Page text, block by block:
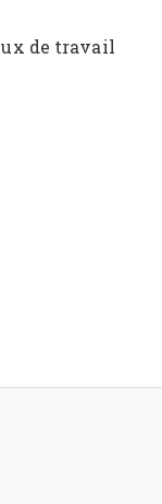
de travail